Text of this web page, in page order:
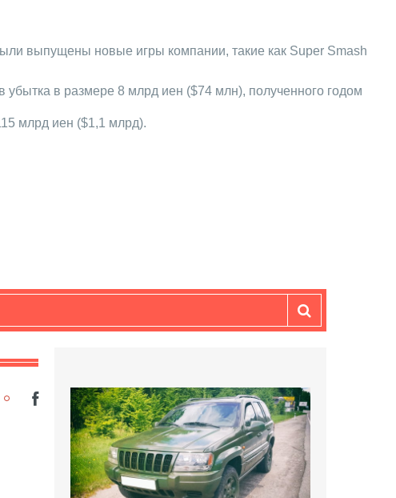
выпущены новые игры компании, такие как Super Smash
убытка в размере 8 млрд иен ($74 млн), полученного годом
млрд иен ($1,1 млрд).